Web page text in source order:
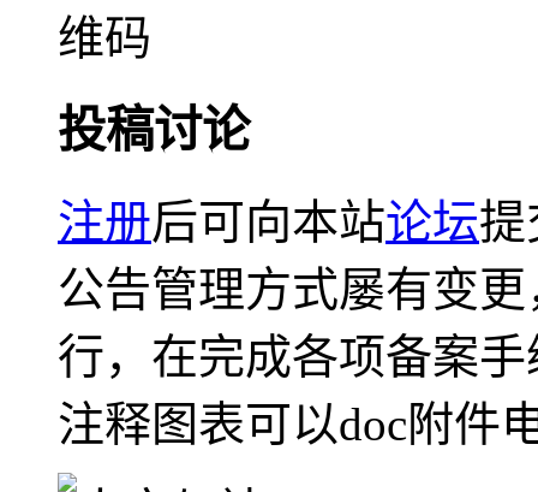
投稿讨论
注册后可向本站论坛提
公告管理方式屡有变
行，在完成各项备案
注释图表可以doc附件